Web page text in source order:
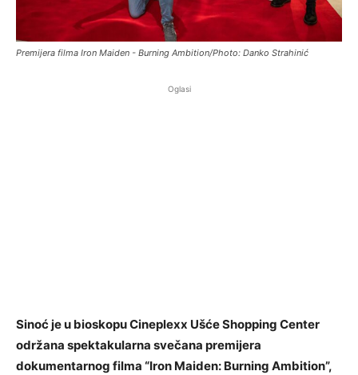
Premijera filma Iron Maiden - Burning Ambition/Photo: Danko Strahinić
Oglasi
Sinoć je u bioskopu Cineplexx Ušće Shopping Center
održana spektakularna svečana premijera
dokumentarnog filma “Iron Maiden: Burning Ambition”,